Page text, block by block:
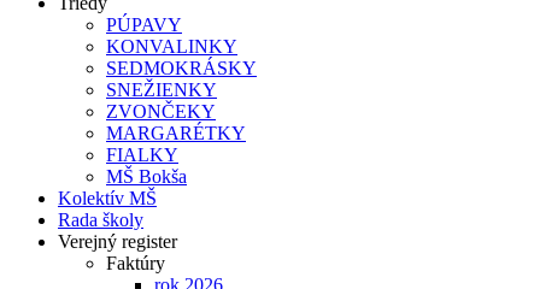
PÚPAVY
KONVALINKY
SEDMOKRÁSKY
SNEŽIENKY
ZVONČEKY
MARGARÉTKY
FIALKY
MŠ Bokša
Kolektív MŠ
Rada školy
Verejný register
Faktúry
rok 2026